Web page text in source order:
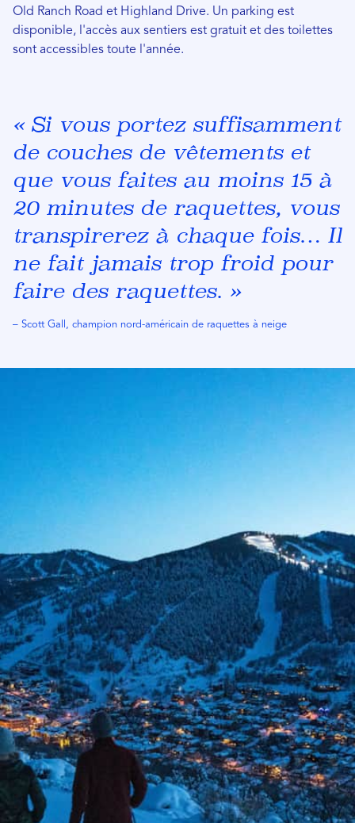
Old Ranch Road et Highland Drive. Un parking est
disponible, l'accès aux sentiers est gratuit et des toilettes
sont accessibles toute l'année.
« Si vous portez suffisamment
de couches de vêtements et
que vous faites au moins 15 à
20 minutes de raquettes, vous
transpirerez à chaque fois… Il
ne fait jamais trop froid pour
faire des raquettes. »
– Scott Gall, champion nord-américain de raquettes à neige